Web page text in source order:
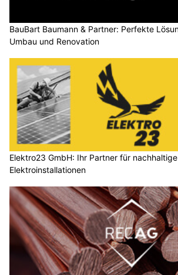
BauBart Baumann & Partner: Perfekte
Umbau und Renovation
Elektro23 GmbH: Ihr Partner für nachhaltige
Elektroinstallationen